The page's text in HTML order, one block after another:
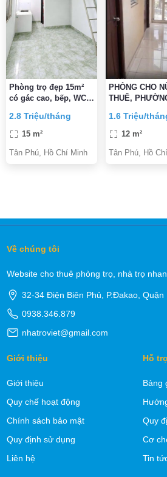
Phòng trọ đẹp 15m²
có gác cao, bếp, WC
Tân Phú
2.8 Triệu/tháng
15 m²
Tân Phú, Hồ Chí Minh
PHÒNG CHO
THUÊ,
1.6 Triệu/
12 m²
Tân Phú, Hồ
Về chúng tôi
Website cho thuê phòng trọ, nhà trọ
32-34 Điện Biên Phủ, P.Đakao, Quận
0938.346.879
nhatroviet@gmail.com
Giới thiệu
Giới thiệu
Quy chế hoạt động
Chính sách bảo mật
Quy định sử dụng
Liên hệ
Hỗ
Bảng
Quy
Cơ
Tin